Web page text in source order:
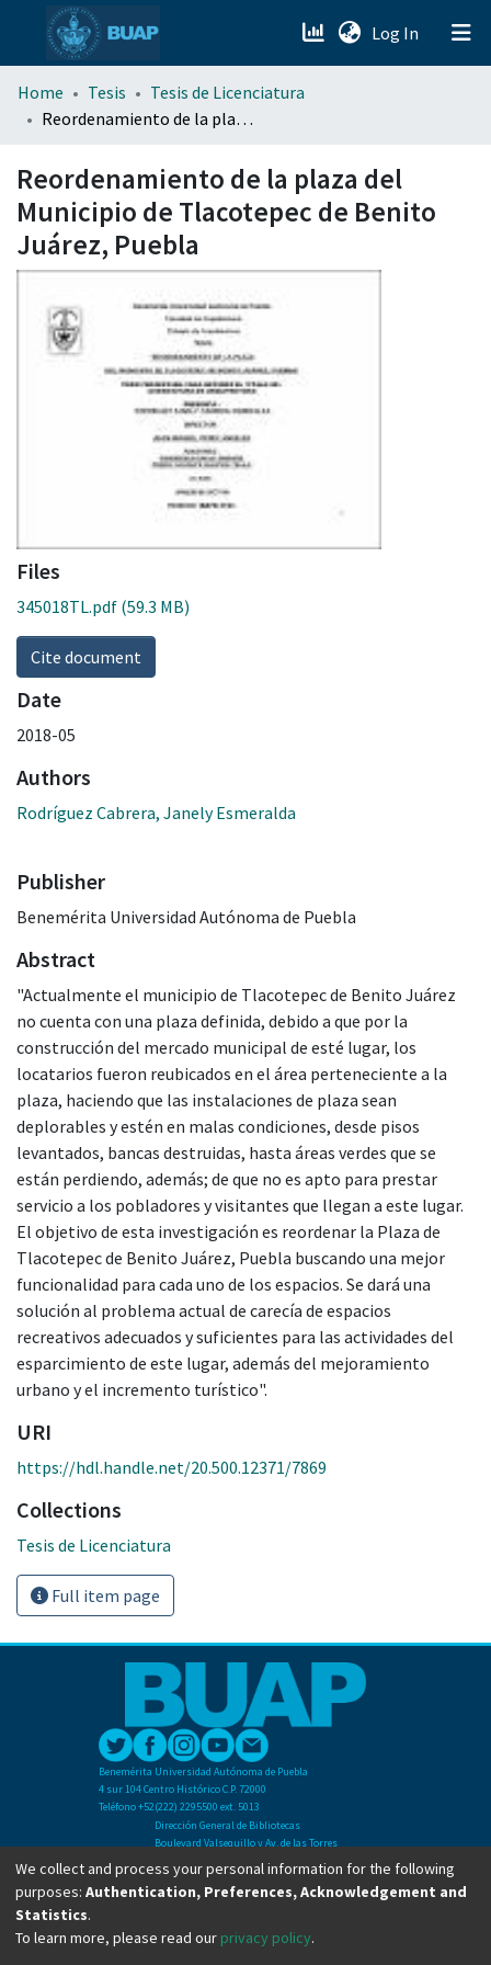
Log In (current)
menu.section.about_menu
Home Tesis
Tesis de Licenciatura
Reordenamiento de la plaza del Municipio de Tlacotepec de Benito Juárez, Puebla
Reordenamiento de la plaza del
Municipio de Tlacotepec de Benito
Juárez, Puebla
Files
345018TL.pdf (59.3 MB)
Cite document
Date
2018-05
Authors
Rodríguez Cabrera, Janely Esmeralda
Publisher
Benemérita Universidad Autónoma de Puebla
Abstract
"Actualmente el municipio de Tlacotepec de Benito Juárez
no cuenta con una plaza definida, debido a que por la
construcción del mercado municipal de esté lugar, los
locatarios fueron reubicados en el área perteneciente a la
plaza, haciendo que las instalaciones de plaza sean
deplorables y estén en malas condiciones, desde pisos
levantados, bancas destruidas, hasta áreas verdes que se
están perdiendo, además; de que no es apto para prestar
servicio a los pobladores y visitantes que llegan a este lugar.
El objetivo de esta investigación es reordenar la Plaza de
Tlacotepec de Benito Juárez, Puebla buscando una mejor
funcionalidad para cada uno de los espacios. Se dará una
solución al problema actual de carecía de espacios
recreativos adecuados y suficientes para las actividades del
esparcimiento de este lugar, además del mejoramiento
urbano y el incremento turístico".
URI
https://hdl.handle.net/20.500.12371/7869
Collections
Tesis de Licenciatura
Full item page
Benemérita Universidad Autónoma de Puebla
4 sur 104 Centro Histórico C.P. 72000
Teléfono +52(222) 2295500 ext. 5013
Dirección General de Bibliotecas
Boulevard Valsequillo y Av. de las Torres
Ciudad Universitaria. Col. San Manuel
C.P. 72570
Teléfono +52 (222) 2295500 Ext 2901
We collect and process your personal information for the following
purposes: Authentication, Preferences, Acknowledgement and
Statistics.
To learn more, please read our privacy policy.